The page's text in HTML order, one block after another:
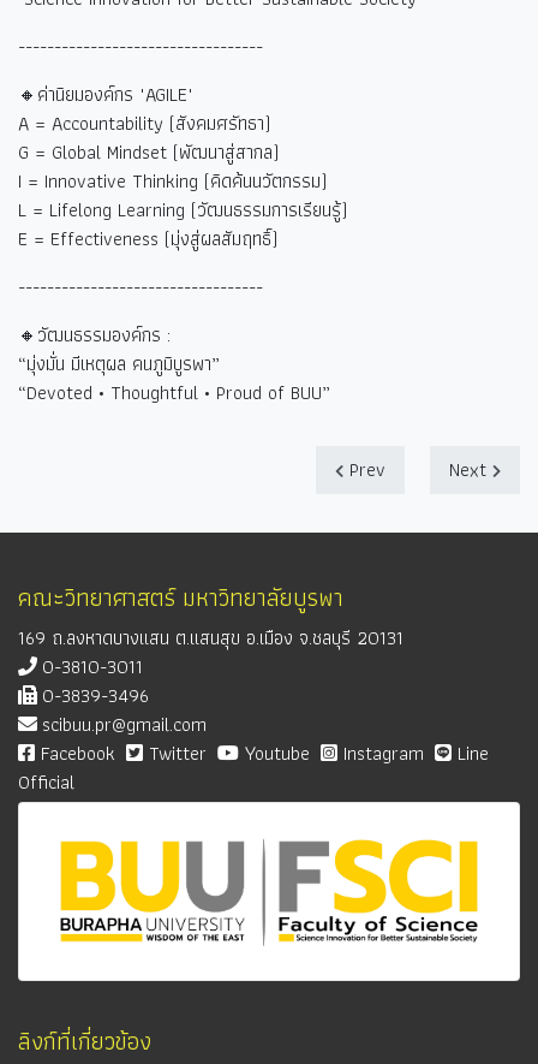
----------------------------------
🔸ค่านิยมองค์กร "AGILE"
A = Accountability (สังคมศรัทธา)
G = Global Mindset (พัฒนาสู่สากล)
I = Innovative Thinking (คิดค้นนวัตกรรม)
L = Lifelong Learning (วัฒนธรรมการเรียนรู้)
E = Effectiveness (มุ่งสู่ผลสัมฤทธิ์)
----------------------------------
🔸วัฒนธรรมองค์กร :
“มุ่งมั่น มีเหตุผล คนภูมิบูรพา”
“Devoted • Thoughtful • Proud of BUU”
Prev Next
คณะวิทยาศาสตร์ มหาวิทยาลัยบูรพา
169 ถ.ลงหาดบางแสน ต.แสนสุข อ.เมือง จ.ชลบุรี 20131
0-3810-3011
0-3839-3496
scibuu.pr@gmail.com
Facebook
Twitter Youtube Instagram
Line
Official
ลิงก์ที่เกี่ยวข้อง